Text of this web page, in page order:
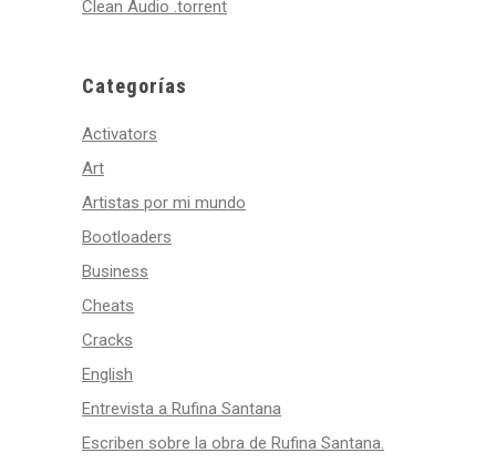
Clean Audio .torrent
Categorías
Activators
Art
Artistas por mi mundo
Bootloaders
Business
Cheats
Cracks
English
Entrevista a Rufina Santana
Escriben sobre la obra de Rufina Santana.